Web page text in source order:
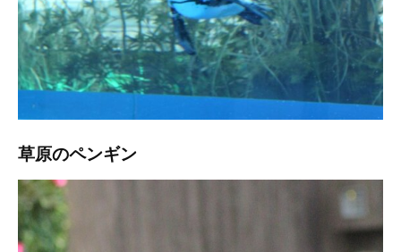
草原のペンギン